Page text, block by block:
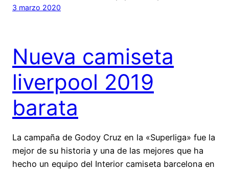
3 marzo 2020
Nueva camiseta
liverpool 2019
barata
La campaña de Godoy Cruz en la «Superliga» fue la
mejor de su historia y una de las mejores que ha
hecho un equipo del Interior camiseta barcelona en